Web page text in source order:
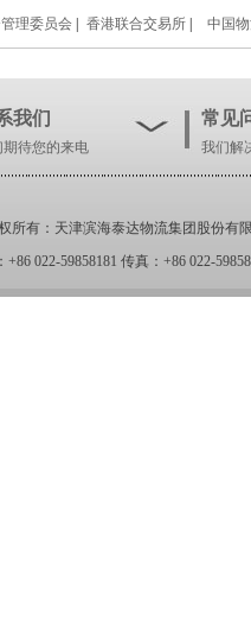
理委员会 香港联合交易所
中国
我们
期待您的来电
常见
我们解
所有：天津滨海泰达物流集团股份有
022-59858181 传真：+86 022-